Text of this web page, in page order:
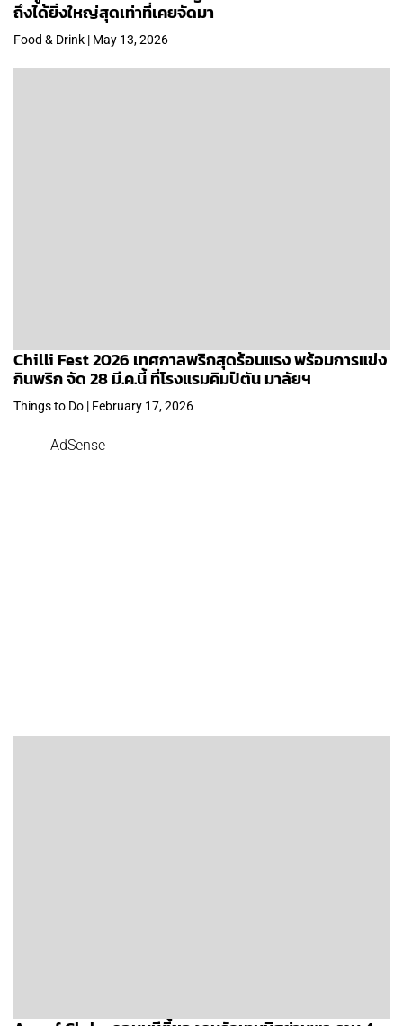
ถึงได้ยิ่งใหญ่สุดเท่าที่เคยจัดมา
Food & Drink | May 13, 2026
Chilli Fest 2026 เทศกาลพริกสุดร้อนแรง พร้อมการแข่ง
กินพริก จัด 28 มี.ค.นี้ ที่โรงแรมคิมป์ตัน มาลัยฯ
Things to Do | February 17, 2026
AdSense